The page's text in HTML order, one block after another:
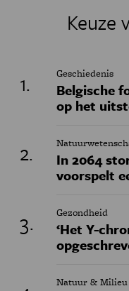
Keuze
Geschiedenis
Belgische
op het
In 2064
voorspelt
Gezondheid
‘Het Y-
Natuur & Milieu